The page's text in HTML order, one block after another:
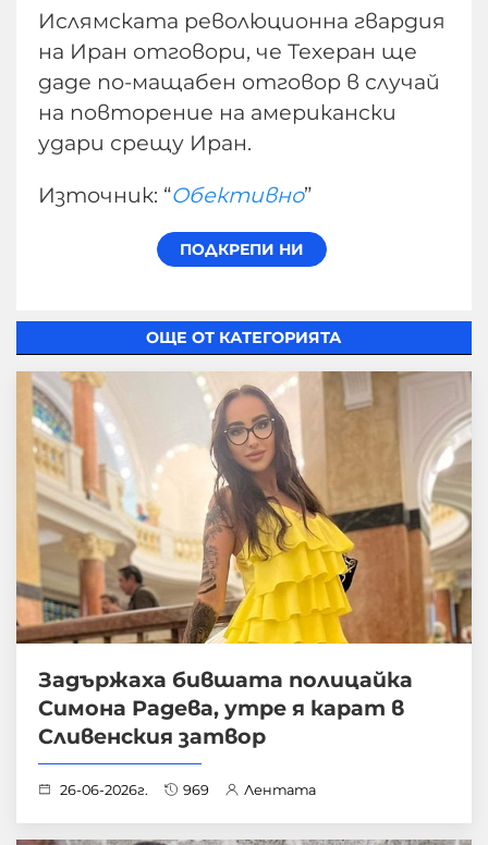
Ислямската революционна гвардия
на Иран отговори, че Техеран ще
даде по-мащабен отговор в случай
на повторение на американски
удари срещу Иран.
Източник: “Обективно”
ОЩЕ ОТ КАТЕГОРИЯТА
Задържаха бившата полицайка
Симона Радева, утре я карат в
Сливенския затвор
26-06-2026г. 969 Лентата